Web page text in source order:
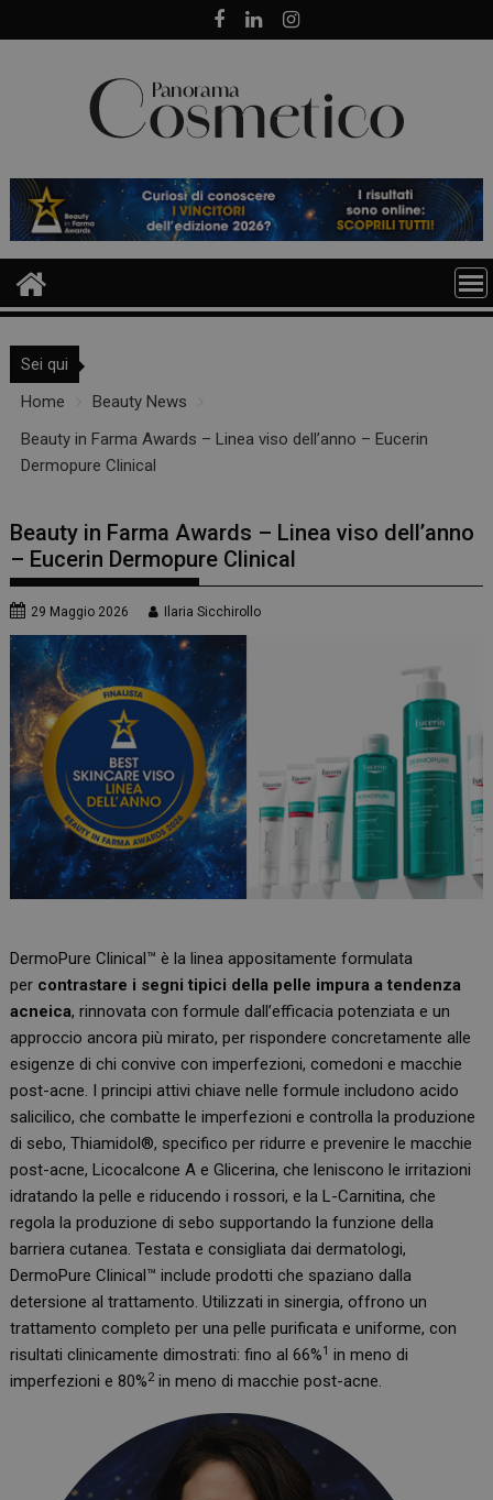
to
Sei qui
Home
Beauty News
Beauty in Farma Awards – Linea viso dell’anno – Eucerin
Dermopure Clinical
Beauty in Farma Awards – Linea viso dell’anno
– Eucerin Dermopure Clinical
29 Maggio 2026 Ilaria Sicchirollo
DermoPure Clinical™ è la linea appositamente formulata
per contrastare i segni tipici della pelle impura a tendenza
acneica, rinnovata con formule dall’efficacia potenziata e un
approccio ancora più mirato, per rispondere concretamente alle
esigenze di chi convive con imperfezioni, comedoni e macchie
post-acne. I principi attivi chiave nelle formule includono acido
salicilico, che combatte le imperfezioni e controlla la produzione
di sebo, Thiamidol®, specifico per ridurre e prevenire le macchie
post-acne, Licocalcone A e Glicerina, che leniscono le irritazioni
idratando la pelle e riducendo i rossori, e la L-Carnitina, che
regola la produzione di sebo supportando la funzione della
barriera cutanea. Testata e consigliata dai dermatologi,
DermoPure Clinical™ include prodotti che spaziano dalla
detersione al trattamento. Utilizzati in sinergia, offrono un
trattamento completo per una pelle purificata e uniforme, con
risultati clinicamente dimostrati: fino al 66%1 in meno di
imperfezioni e 80%2in meno di macchie post-acne.